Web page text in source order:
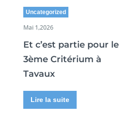
Uncategorized
Mai 1,2026
Et c’est partie pour le
3ème Critérium à
Tavaux
Lire la suite